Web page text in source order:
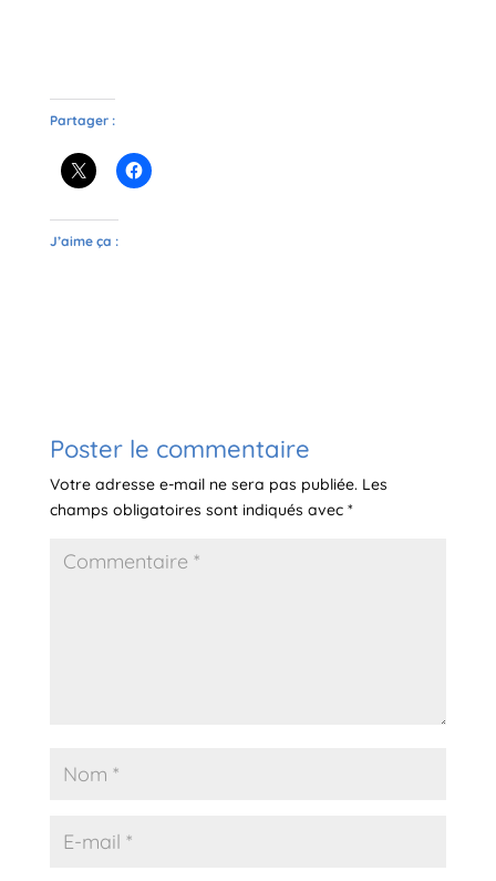
Partager :
J’aime ça :
Poster le commentaire
Votre adresse e-mail ne sera pas publiée. Les
champs obligatoires sont indiqués avec *